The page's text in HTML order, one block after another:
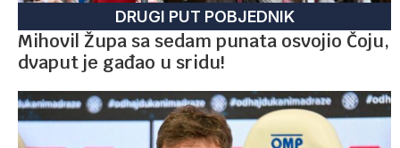
DRUGI PUT POBJEDNIK
Mihovil Župa sa sedam punata osvojio Čoju,
dvaput je gađao u sridu!